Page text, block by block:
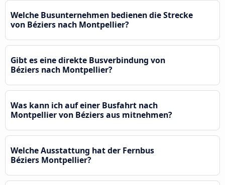
Welche Busunternehmen bedienen die Strecke
von Béziers nach Montpellier?
Gibt es eine direkte Busverbindung von
Béziers nach Montpellier?
Was kann ich auf einer Busfahrt nach
Montpellier von Béziers aus mitnehmen?
Welche Ausstattung hat der Fernbus
Béziers Montpellier?